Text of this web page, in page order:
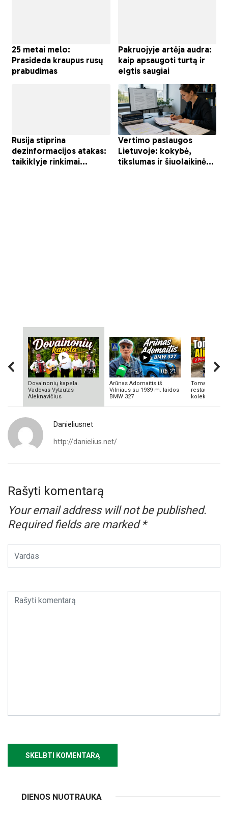
17:24
Dovainonių kapela.
Vadovas Vytautas
Aleknavičius
06:21
Arūnas Adomaitis iš
Vilniaus su 1939 m. laidos
BMW 327
Tomas
Danieliusnet
http://danielius.net/
Rašyti komentarą
Your email address will not be published.
Required fields are marked *
DIENOS NUOTRAUKA